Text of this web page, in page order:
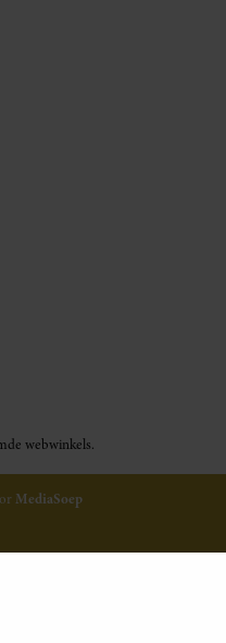
webwinkels.
MediaSoep